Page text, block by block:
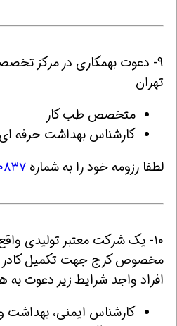
9- دعوت بهمکاری در مرکز
تهران
متخصص طب کار
کارشناس بهداشت حرفه ای
لطفا رزومه خود را به شماره
مخصوص کرج جهت تکمیل کادر
افراد واجد شرایط زیر دعوت به
کارشناس ایمنی،